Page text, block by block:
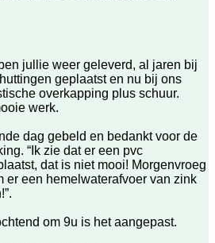
jullie weer geleverd, al jaren bij
geplaatst en nu bij ons
overkapping plus schuur.
werk.
dag gebeld en bedankt voor de
“Ik zie dat er een pvc
dat is niet mooi! Morgenvroeg
er een hemelwaterafvoer van zink
om 9u is het aangepast.